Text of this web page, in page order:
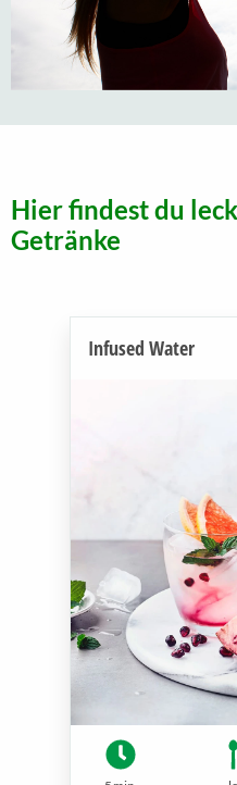
Hier findest du
Getränke
Infused Water